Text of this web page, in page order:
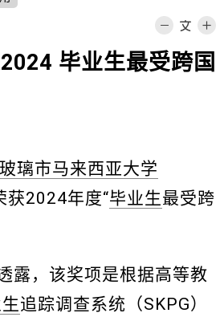
毕业生最受跨国
玻璃市马来西亚大学
获2024年度“毕业生最受跨
露，该奖项是根据高等教
追踪调查系统（SKPG）